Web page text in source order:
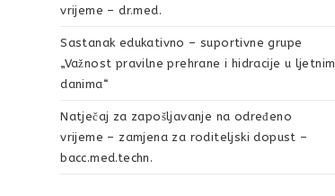
vrijeme – dr.med.
Sastanak edukativno – suportivne grupe
„Važnost pravilne prehrane i hidracije u ljetnim
danima“
Natječaj za zapošljavanje na određeno
vrijeme – zamjena za roditeljski dopust –
bacc.med.techn.